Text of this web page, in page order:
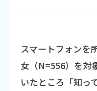
スマートフォンを
女（N=556）を対
いたところ「知っ